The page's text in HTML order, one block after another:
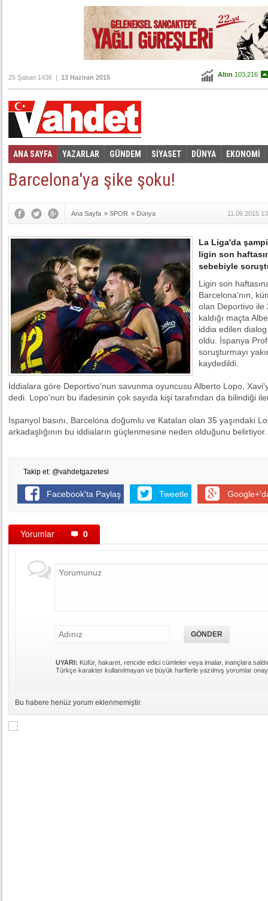
BIST 80.533
Altın 103,216
25 Şaban 1436 | 13 Haziran 2015
ANA SAYFA YAZARLAR GÜNDEM SİYASET DÜNYA EKONOMİ
Foto Galeri Video Galeri
Barcelona'ya şike şoku!
Ana Sayfa » SPOR » Dünya 11.06.2015
La Liga'da
ligin son
sebebiyle
Ligin son
Barcelona'nın,
olan Deportivo ile
kaldığı maçta
iddia edilen
oldu. İspanya
soruşturmayı
kaydedildi.
İddialara göre Deportivo'nun savunma oyuncusu Alberto Lopo,
dedi. Lopo'nun bu ifadesinin çok sayıda kişi tarafından da bilindiği
İspanyol basını, Barcelona doğumlu ve Katalan olan 35 yaşındaki
arkadaşlığının bu iddiaların güçlenmesine neden olduğunu belirtiyor.
Takip et: @vahdetgazetesi
Facebook'ta Paylaş Tweetle
Yorumlar 0
UYARI: Küfür, hakaret, rencide edici cümleler veya imalar, inançlara
Türkçe karakter kullanılmayan ve büyük harflerle yazılmış yorumlar
Bu habere henüz yorum eklenmemiştir.
Pereira'dan FBTV'de flaş
açıklamalar